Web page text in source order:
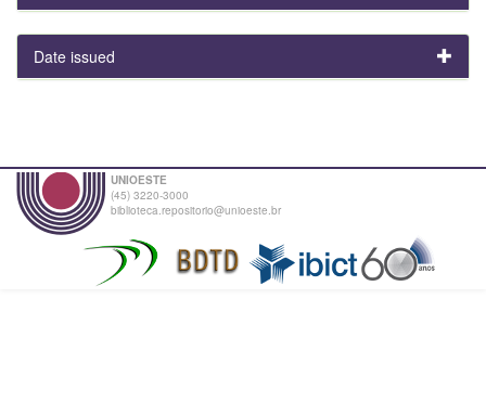
Date issued
UNIOESTE
(45) 3220-3000
biblioteca.repositorio@unioeste.br